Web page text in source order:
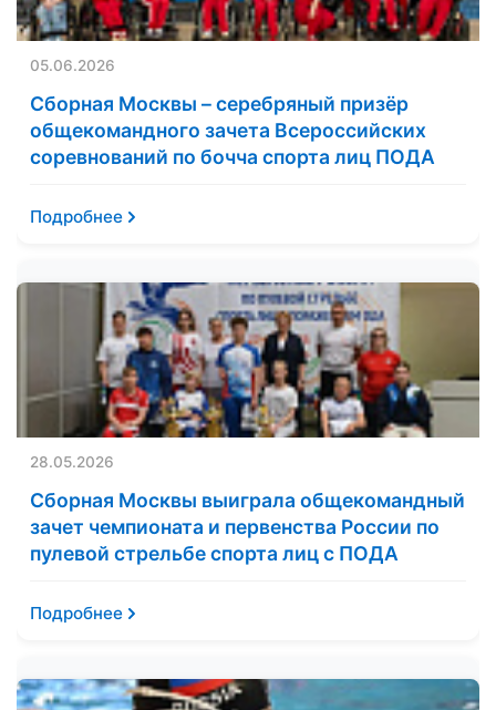
05.06.2026
Сборная Москвы – серебряный призёр
общекомандного зачета Всероссийских
соревнований по бочча спорта лиц ПОДА
Подробнее
28.05.2026
Сборная Москвы выиграла общекомандный
зачет чемпионата и первенства России по
пулевой стрельбе спорта лиц с ПОДА
Подробнее